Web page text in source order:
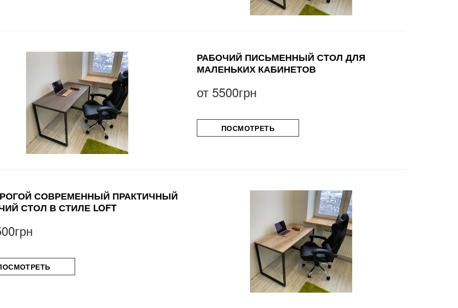
РАБОЧИЙ ПИСЬМЕННЫЙ СТОЛ ДЛЯ
МАЛЕНЬКИХ КАБИНЕТОВ
от 5500грн
ПОСМОТРЕТЬ
СОВРЕМЕННЫЙ ПРАКТИЧНЫЙ
СТОЛ В СТИЛЕ LOFT